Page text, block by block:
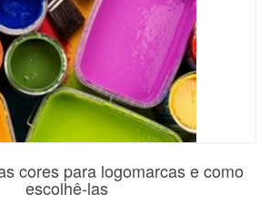
cores para logomarcas e como
escolhê-las